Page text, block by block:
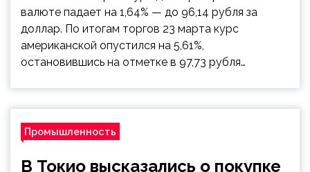
валюте падает на 1,64% — до 96,14 рубля за
доллар. По итогам торгов 23 марта курс
американской опустился на 5,61%,
остановившись на отметке в 97,73 рубля…
Промышленность
В Токио высказались о покупке